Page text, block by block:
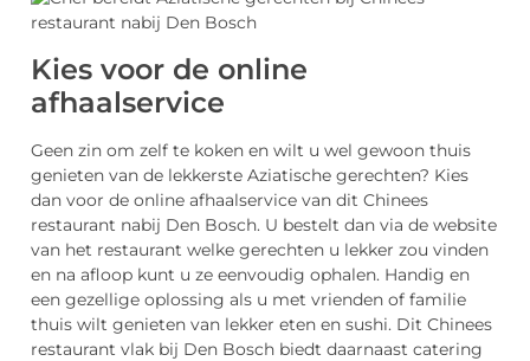
Kies voor de online
afhaalservice
Geen zin om zelf te koken en wilt u wel gewoon thuis
genieten van de lekkerste Aziatische gerechten? Kies
dan voor de online afhaalservice van dit Chinees
restaurant nabij Den Bosch. U bestelt dan via de website
van het restaurant welke gerechten u lekker zou vinden
en na afloop kunt u ze eenvoudig ophalen. Handig en
een gezellige oplossing als u met vrienden of familie
thuis wilt genieten van lekker eten en sushi. Dit Chinees
restaurant vlak bij Den Bosch biedt daarnaast catering